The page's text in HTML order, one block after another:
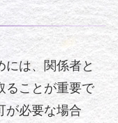
には、関係者と
ることが重要で
が必要な場合